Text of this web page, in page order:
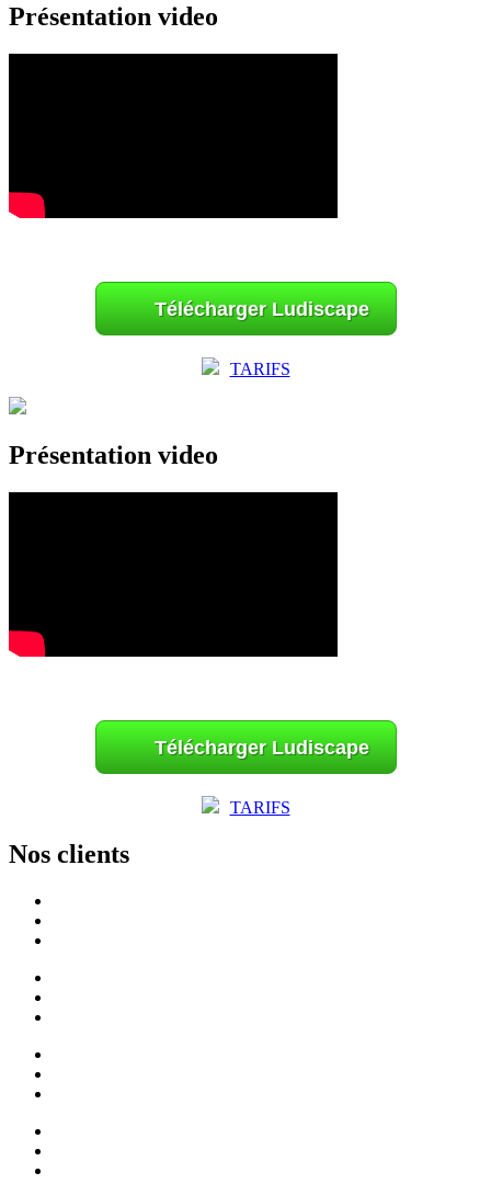
Présentation video
Télécharger Ludiscape
TARIFS
Présentation video
Télécharger Ludiscape
TARIFS
Nos clients